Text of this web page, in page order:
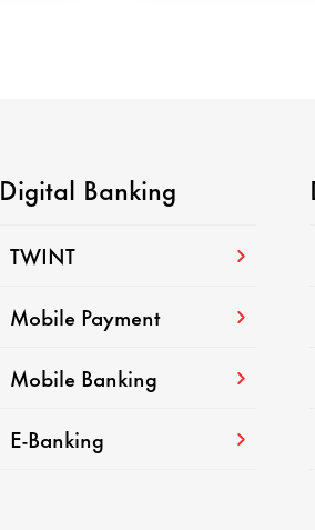
Digital Banking
TWINT
Mobile Payment
Mobile Banking
E-Banking